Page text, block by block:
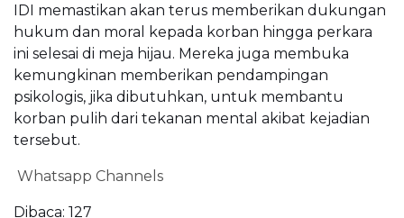
IDI memastikan akan terus memberikan dukungan
hukum dan moral kepada korban hingga perkara
ini selesai di meja hijau. Mereka juga membuka
kemungkinan memberikan pendampingan
psikologis, jika dibutuhkan, untuk membantu
korban pulih dari tekanan mental akibat kejadian
tersebut.
Whatsapp Channels
Dibaca: 127